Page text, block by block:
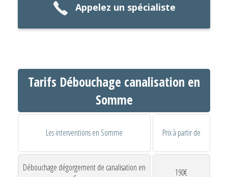
Appelez un spécialiste
Tarifs Débouchage canalisation en
Somme
Les interventions en Somme Prix à partir de
Débouchage dégorgement de canalisation en
190€